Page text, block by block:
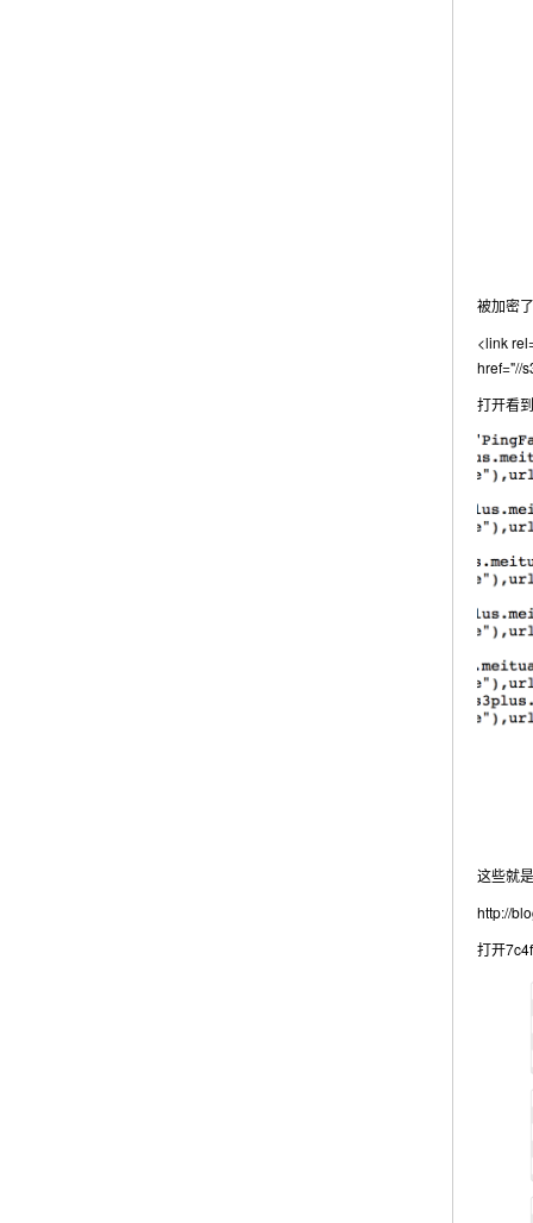
被加密
<link
href="//
打开看
这些就
http://
打开